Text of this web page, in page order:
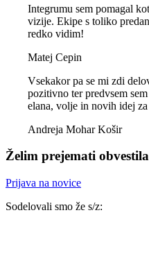
Integrumu sem pomagal
vizije. Ekipe s toliko
redko vidim!
Matej Cepin
Vsekakor pa se mi zdi
pozitivno ter predvsem
elana, volje in novih idej za
Andreja Mohar Košir
Želim prejemati
Prijava na novice
Sodelovali smo že s/z: